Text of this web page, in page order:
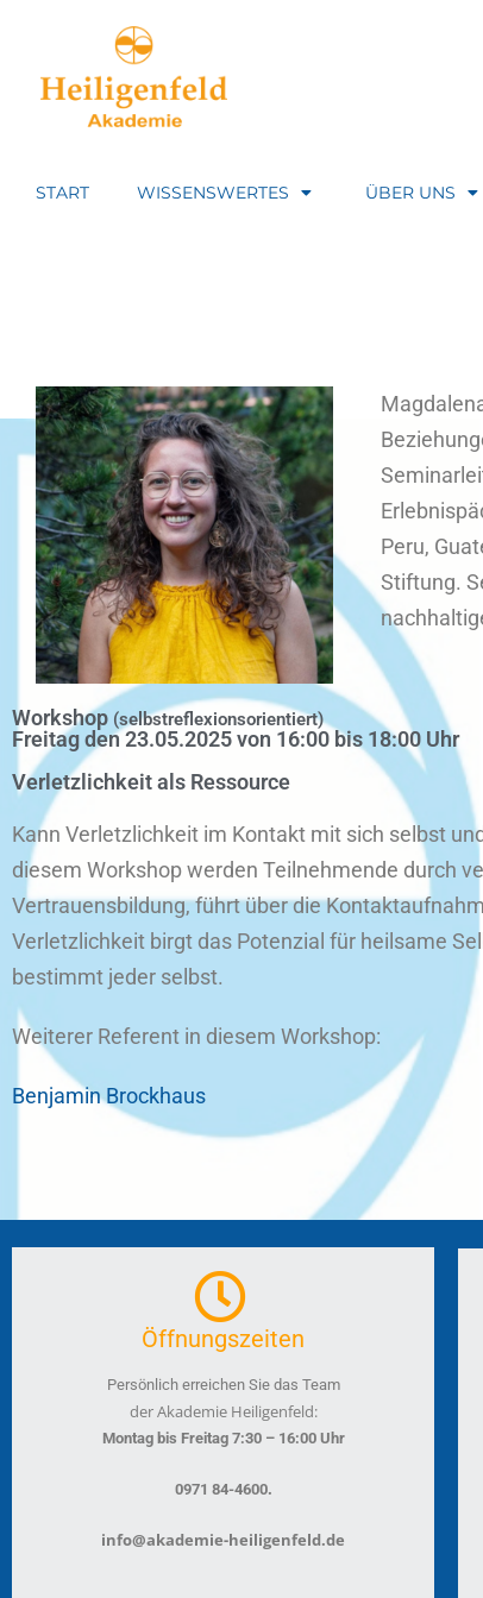
START WISSENSWERTES ÜBER UNS
Peru,
Stiftung.
Workshop (selbstreflexionsorientiert)
Freitag den 23.05.2025 von 16:00 bis 18:00 Uhr
Verletzlichkeit als Ressource
Kann Verletzlichkeit im Kontakt mit sich selbst
diesem Workshop werden Teilnehmende durch
Vertrauensbildung, führt über die
Verletzlichkeit birgt das Potenzial für heilsame
bestimmt jeder selbst.
Weiterer Referent in diesem Workshop:
Benjamin Brockhaus
Öffnungszeiten
Persönlich erreichen Sie das Team
der Akademie Heiligenfeld:
Montag bis Freitag 7:30 – 16:00 Uhr
0971 84-4600.
info@akademie-heiligenfeld.de